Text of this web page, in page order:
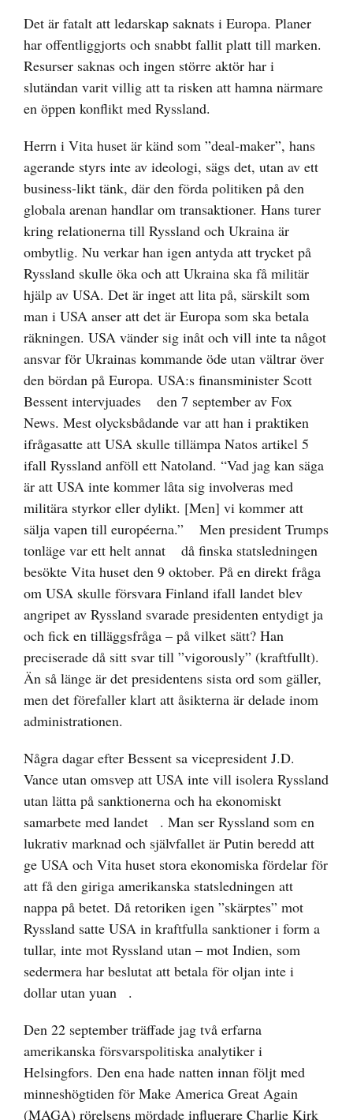
Det är fatalt att ledarskap saknats i Europa. Planer
har offentliggjorts och snabbt fallit platt till marken.
Resurser saknas och ingen större aktör har i
slutändan varit villig att ta risken att hamna närmare
en öppen konflikt med Ryssland.
Herrn i Vita huset är känd som ”deal-maker”, hans
agerande styrs inte av ideologi, sägs det, utan av ett
business-likt tänk, där den förda politiken på den
globala arenan handlar om transaktioner. Hans turer
kring relationerna till Ryssland och Ukraina är
ombytlig. Nu verkar han igen antyda att trycket på
Ryssland skulle öka och att Ukraina ska få militär
hjälp av USA. Det är inget att lita på, särskilt som
man i USA anser att det är Europa som ska betala
räkningen. USA vänder sig inåt och vill inte ta något
ansvar för Ukrainas kommande öde utan vältrar över
den bördan på Europa. USA:s finansminister Scott
Bessent intervjuades
den 7 september av Fox
News. Mest olycksbådande var att han i praktiken
ifrågasatte att USA skulle tillämpa Natos artikel 5
ifall Ryssland anföll ett Natoland. “Vad jag kan säga
är att USA inte kommer låta sig involveras med
militära styrkor eller dylikt. [Men] vi kommer att
sälja vapen till européerna.”
Men presidentTrumps
tonläge var ett helt annat
då finska statsledningen
besökte Vita huset den 9 oktober. På en direkt fråga
om USA skulle försvara Finland ifall landet blev
angripet av Ryssland svarade presidenten entydigt ja
och fick en tilläggsfråga – på vilket sätt? Han
preciserade då sitt svar till ”vigorously” (kraftfullt).
Än så länge är det presidentens sista ord som gäller,
men det förefaller klart att åsikterna är delade inom
administrationen.
Några dagar efter Bessent sa vicepresident J.D.
Vance utan omsvep att USA inte vill isolera Ryssland
utan lätta på sanktionerna och ha ekonomiskt
samarbete med landet
. Man ser Ryssland som en
lukrativ marknad och självfallet är Putin beredd att
ge USA och Vita huset stora ekonomiska fördelar för
att få den giriga amerikanska statsledningen att
nappa på betet. Då retoriken igen ”skärptes” mot
Ryssland satte USA in kraftfulla sanktioner i form a
tullar, inte mot Ryssland utan – mot Indien, som
sedermera har beslutat att betala för oljan inte i
dollar utan yuan
.
Den 22 september träffade jag två erfarna
amerikanska försvarspolitiska analytiker i
Helsingfors. Den ena hade natten innan följt med
minneshögtiden för Make America Great Again
(MAGA) rörelsens mördade influerare Charlie Kirk